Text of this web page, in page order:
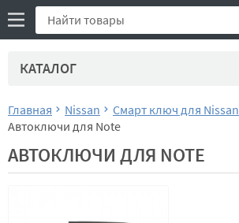
КАТАЛОГ
Главная Nissan
Смарт ключ для Nissan
Автоключи для Note
АВТОКЛЮЧИ ДЛЯ NOTE